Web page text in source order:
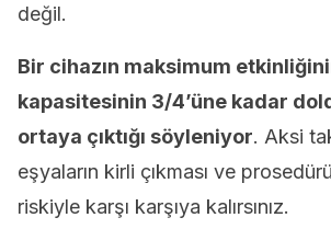
değil.
Bir cihazın maksimum
kapasitesinin 3/4’üne kadar
ortaya çıktığı söyleniyor. Aksi
eşyaların kirli çıkması ve
riskiyle karşı karşıya kalırsınız.